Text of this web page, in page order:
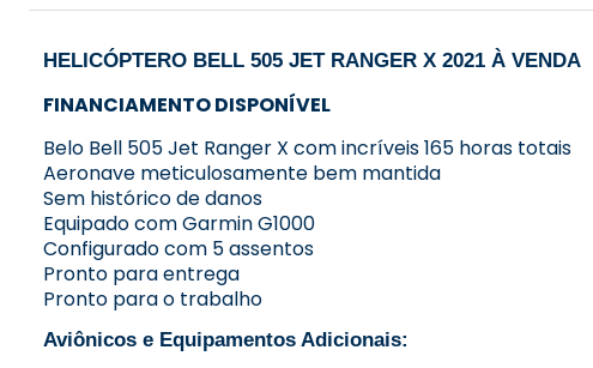
HELICÓPTERO BELL 505 JET RANGER X 2021 À VENDA
FINANCIAMENTO DISPONÍVEL
Belo Bell 505 Jet Ranger X com incríveis 165 horas totais
Aeronave meticulosamente bem mantida
Sem histórico de danos
Equipado com Garmin G1000
Configurado com 5 assentos
Pronto para entrega
Pronto para o trabalho
Aviônicos e Equipamentos Adicionais: